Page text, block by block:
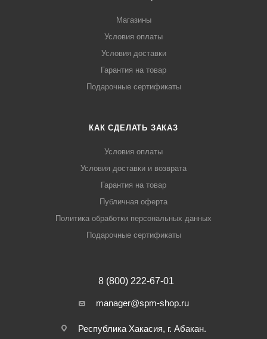
Магазины
Условия оплаты
Условия доставки
Гарантия на товар
Подарочные сертификаты
КАК СДЕЛАТЬ ЗАКАЗ
Условия оплаты
Условия доставки и возврата
Гарантия на товар
Публичная оферта
Политика обработки персональных данных
Подарочные сертификаты
8 (800) 222-67-01
manager@spm-shop.ru
Республика Хакасия, г. Абакан.